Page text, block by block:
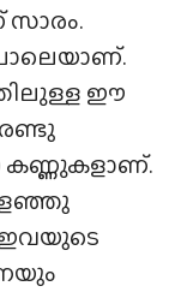
സാരം.
ഈ
രണ്ടു
കണ്ണുകളാണ്.
ഇവയുടെ